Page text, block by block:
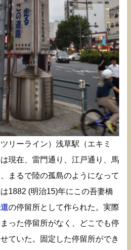
リーライン）浅草駅（エキミ
現在、雷門通り、江戸通り、馬
まるで陸の孤島のようになって
1882 (明治15)年にこの吾妻橋
の停留所として作られた。実際
った停留所がなく、どこでも停
ていた。固定した停留所ができ